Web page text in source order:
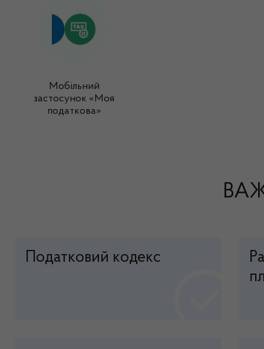
Мобільний
застосунок «Моя
податкова»
Податковий кодекс